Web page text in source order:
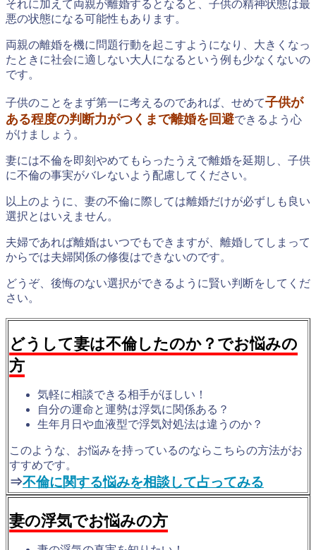
それに加えて両親が離婚するとなると、子供の精神状態は最
悪の状態になる可能性もあります。
両親の離婚を機に問題行動を起こすようになり、大きくなっ
たときに社会に適しない大人になるという例も少なくないの
です。
子供のことをまず第一に考えるのであれば、せめて子供が
ある程度の判断力がつくまで離婚を回避できるよう心
がけましょう。
妻には不倫を即刻やめてもらったうえで離婚を延期し、子供
に不倫の事実がバレないよう配慮してください。
以上のように、妻の不倫に際しては離婚だけが必ずしも良い
選択とはいえません。
夫婦であれば離婚はいつでもできますが、離婚してしまって
からでは夫婦関係の修復はできないのです。
どうぞ、後悔のない選択ができるように賢い判断をしてくだ
さい。
どうして妻は不倫したのか？でお悩みの
方
気軽に相談できる相手がほしい！
自分の運命と運勢は浮気に関係ある？
生年月日や血液型で浮気対処法は違うのか？
このような、お悩みを持っているのならこちらの方法がお
すすめです。
⇒不倫に関する悩みを相談して占ってみる
妻の浮気でお悩みの方